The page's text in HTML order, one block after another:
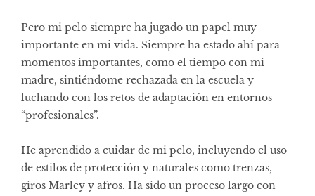
Pero mi pelo siempre ha jugado un papel muy
importante en mi vida. Siempre ha estado ahí para
momentos importantes, como el tiempo con mi
madre, sintiéndome rechazada en la escuela y
luchando con los retos de adaptación en entornos
“profesionales”.
He aprendido a cuidar de mi pelo, incluyendo el uso
de estilos de protección y naturales como trenzas,
giros Marley y afros. Ha sido un proceso largo con